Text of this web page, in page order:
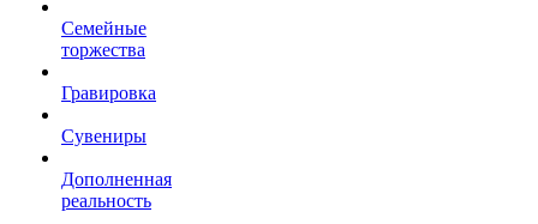
Семейные
торжества
Гравировка
Сувениры
Дополненная
реальность